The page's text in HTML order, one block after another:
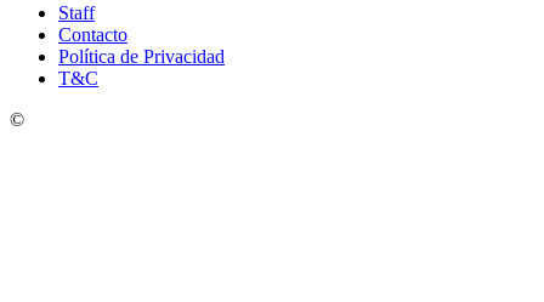
Staff
Contacto
Política de Privacidad
T&C
©